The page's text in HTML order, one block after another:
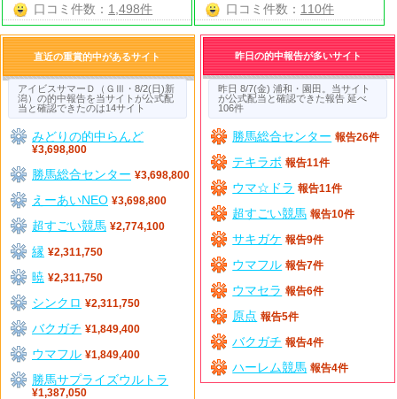
口コミ件数： 1,498件
口コミ件数： 110件
直近の重賞的中があるサイト
アイビスサマーＤ（ＧⅢ・8/2(日)新
潟）の的中報告を当サイトが公式配
当と確認できたのは14サイト
みどりの的中らんど
¥3,698,800
勝馬総合センター ¥3,698,800
えーあいNEO ¥3,698,800
超すごい競馬 ¥2,774,100
縁 ¥2,311,750
暁 ¥2,311,750
シンクロ ¥2,311,750
バクガチ ¥1,849,400
ウマフル ¥1,849,400
勝馬サプライズウルトラ
¥1,387,050
昨日の的中報告が多いサイト
昨日 8/7(金) 浦和・園田。当サイト
が公式配当と確認できた報告 延べ
106件
勝馬総合センター 報告26件
テキラボ 報告11件
ウマ☆ドラ 報告11件
超すごい競馬 報告10件
サキガケ 報告9件
ウマフル 報告7件
ウマセラ 報告6件
原点 報告5件
バクガチ 報告4件
ハーレム競馬 報告4件